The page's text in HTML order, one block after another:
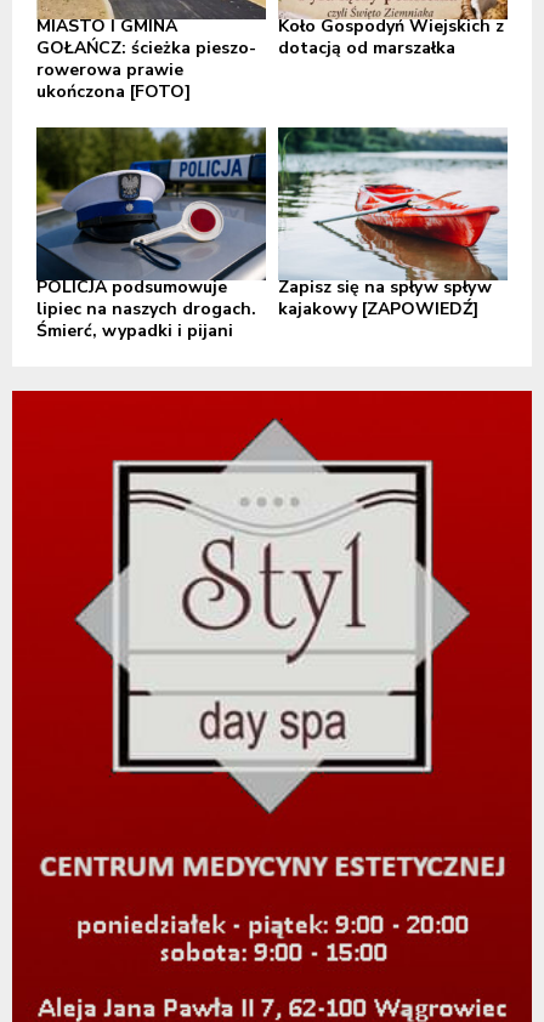
MIASTO I GMINA
GOŁAŃCZ: ścieżka pieszo-
rowerowa prawie
ukończona [FOTO]
Koło Gospodyń Wiejskich z
dotacją od marszałka
POLICJA podsumowuje
lipiec na naszych drogach.
Śmierć, wypadki i pijani
Zapisz się na spływ spływ
kajakowy [ZAPOWIEDŹ]